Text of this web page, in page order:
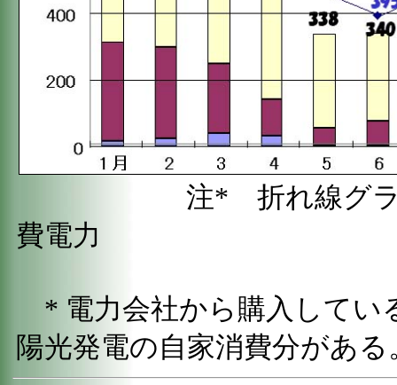
注* 折れ線グラフは
費電力
* 電力会社から購入してい
陽光発電の自家消費分がある